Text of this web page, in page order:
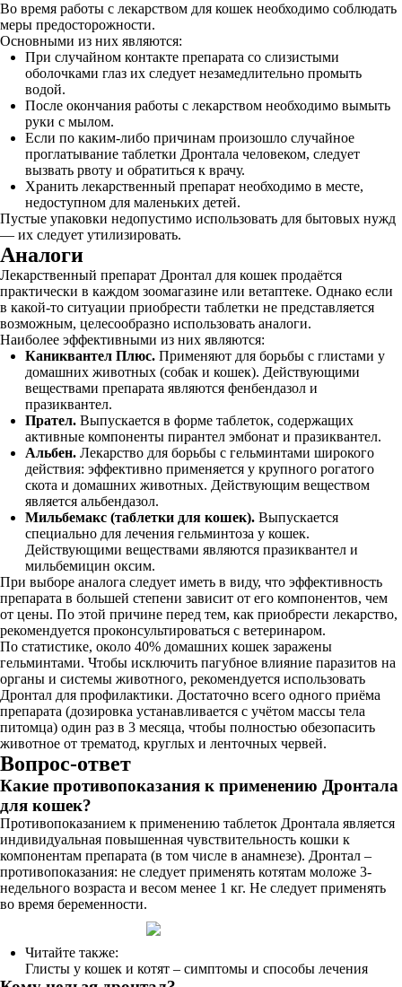
Во время работы с лекарством для кошек необходимо соблюдать
меры предосторожности.
Основными из них являются:
При случайном контакте препарата со слизистыми
оболочками глаз их следует незамедлительно промыть
водой.
После окончания работы с лекарством необходимо вымыть
руки с мылом.
Если по каким-либо причинам произошло случайное
проглатывание таблетки Дронтала человеком, следует
вызвать рвоту и обратиться к врачу.
Хранить лекарственный препарат необходимо в месте,
недоступном для маленьких детей.
Пустые упаковки недопустимо использовать для бытовых нужд
— их следует утилизировать.
Аналоги
Лекарственный препарат Дронтал для кошек продаётся
практически в каждом зоомагазине или ветаптеке. Однако если
в какой-то ситуации приобрести таблетки не представляется
возможным, целесообразно использовать аналоги.
Наиболее эффективными из них являются:
Каниквантел Плюс. Применяют для борьбы с глистами у
домашних животных (собак и кошек). Действующими
веществами препарата являются фенбендазол и
празиквантел.
Прател. Выпускается в форме таблеток, содержащих
активные компоненты пирантел эмбонат и празиквантел.
Альбен. Лекарство для борьбы с гельминтами широкого
действия: эффективно применяется у крупного рогатого
скота и домашних животных. Действующим веществом
является альбендазол.
Мильбемакс (таблетки для кошек). Выпускается
специально для лечения гельминтоза у кошек.
Действующими веществами являются празиквантел и
мильбемицин оксим.
При выборе аналога следует иметь в виду, что эффективность
препарата в большей степени зависит от его компонентов, чем
от цены. По этой причине перед тем, как приобрести лекарство,
рекомендуется проконсультироваться с ветеринаром.
По статистике, около 40% домашних кошек заражены
гельминтами. Чтобы исключить пагубное влияние паразитов на
органы и системы животного, рекомендуется использовать
Дронтал для профилактики. Достаточно всего одного приёма
препарата (дозировка устанавливается с учётом массы тела
питомца) один раз в 3 месяца, чтобы полностью обезопасить
животное от трематод, круглых и ленточных червей.
Вопрос-ответ
Какие противопоказания к применению Дронтала
для кошек?
Противопоказанием к применению таблеток Дронтала является
индивидуальная повышенная чувствительность кошки к
компонентам препарата (в том числе в анамнезе). Дронтал –
противопоказания: не следует применять котятам моложе 3-
недельного возраста и весом менее 1 кг. Не следует применять
во время беременности.
Читайте также:
Глисты у кошек и котят – симптомы и способы лечения